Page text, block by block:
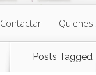
Contactar
Posts Tagged